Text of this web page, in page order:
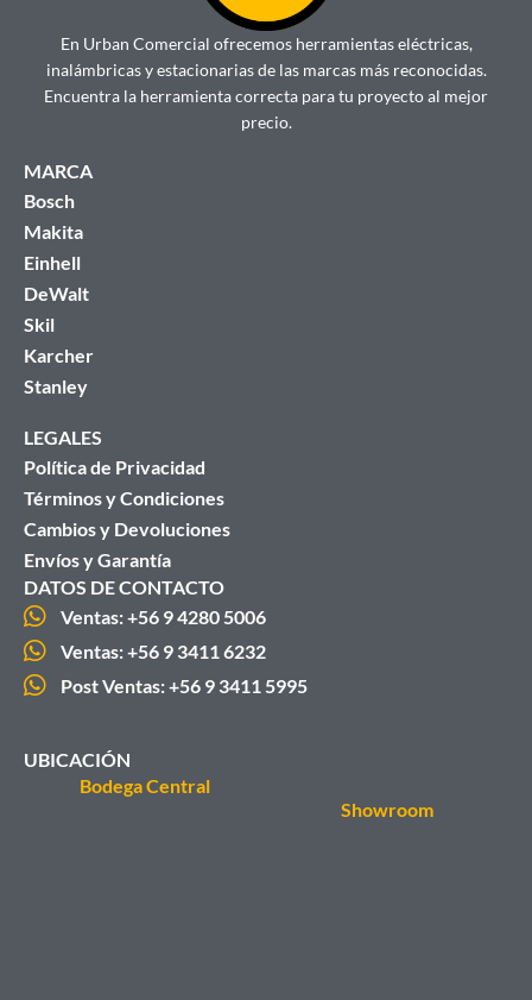
En Urban Comercial ofrecemos herramientas eléctricas,
inalámbricas y estacionarias de las marcas más reconocidas.
Encuentra la herramienta correcta para tu proyecto al mejor
precio.
MARCA
Bosch
Makita
Einhell
DeWalt
Skil
Karcher
Stanley
LEGALES
Política de Privacidad
Términos y Condiciones
Cambios y Devoluciones
Envíos y Garantía
DATOS DE CONTACTO
Ventas: +56 9 4280 5006
Ventas: +56 9 3411 6232
Post Ventas: +56 9 3411 5995
UBICACIÓN
Bodega Central
Showroom